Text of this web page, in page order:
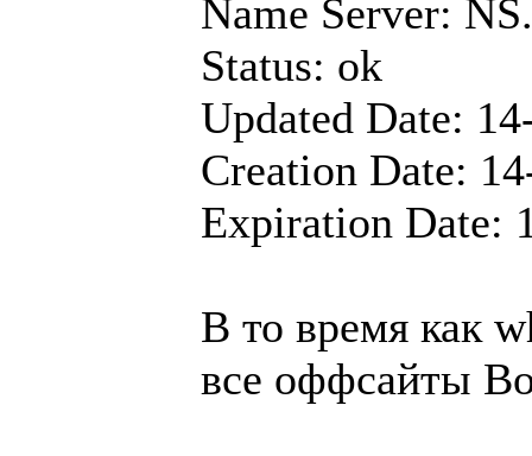
Name Server:
Status: ok
Updated Date:
Creation Date:
Expiration Date:
В то время как
все оффсайты